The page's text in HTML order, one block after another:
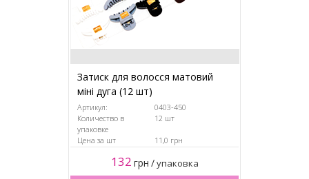
Затиск для волосся матовий
міні дуга (12 шт)
Артикул:
0403-450
Количество в
упаковке
12 шт
Цена за шт 11,0 грн
132 грн /упаковка